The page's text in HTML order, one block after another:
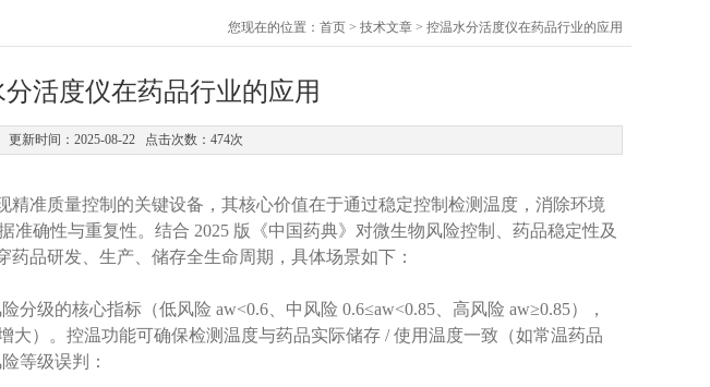
您现在的位置： 首页 > 技术文章 > 控温水分活度仪在药品行业的应用
活度仪在药品行业的应用
更新时间：2025-08-22 点击次数：474次
准质量控制的关键设备，其核心价值在于通过稳定控制检测温度，消除环境
准确性与重复性。结合 2025 版《中国药典》对微生物风险控制、药品稳定性及
品研发、生产、储存全生命周期，具体场景如下：
分级的核心指标（低风险 aw<0.6、中风险 0.6≤aw<0.85、高风险 aw≥0.85），
大）。控温功能可确保检测温度与药品实际储存 / 使用温度一致（如常温药品
等级误判：